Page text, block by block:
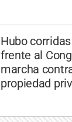
Hubo
frente al
marcha
propiedad